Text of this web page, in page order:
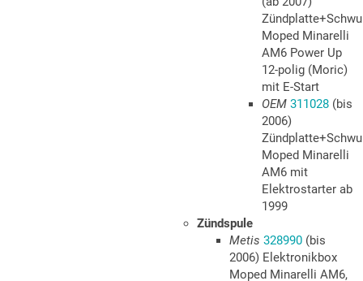
Moped Minarelli
AM6 Power Up
12-polig (Moric)
mit E-Start
OEM 311028(bis
2006)
Moped Minarelli
AM6 mit
Elektrostarter ab
1999
Zündspule
Metis 328990(bis
2006) Elektronikbox
Moped Minarelli AM6,